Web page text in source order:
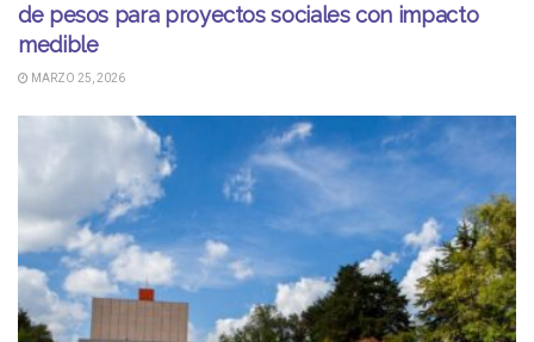
de pesos para proyectos sociales con impacto
medible
MARZO 25, 2026